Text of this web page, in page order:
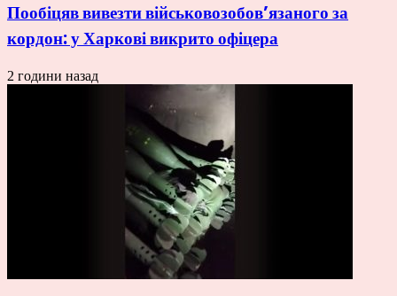
Пообіцяв вивезти військовозобов’язаного за
кордон: у Харкові викрито офіцера
2 години назад